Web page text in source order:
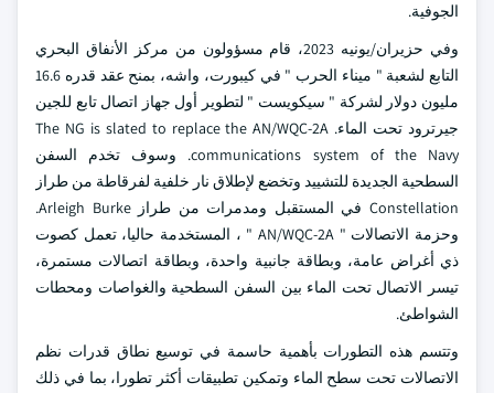
الجوفية.
وفي حزيران/يونيه 2023، قام مسؤولون من مركز الأنفاق البحري
التابع لشعبة " ميناء الحرب " في كيبورت، واشه، بمنح عقد قدره 16.6
مليون دولار لشركة " سيكويست " لتطوير أول جهاز اتصال تابع للجين
جيرترود تحت الماء. The NG is slated to replace the AN/WQC-2A
communications system of the Navy. وسوف تخدم السفن
السطحية الجديدة للتشييد وتخضع لإطلاق نار خلفية لفرقاطة من طراز
Constellation في المستقبل ومدمرات من طراز Arleigh Burke.
وحزمة الاتصالات " AN/WQC-2A " ، المستخدمة حاليا، تعمل كصوت
ذي أغراض عامة، وبطاقة جانبية واحدة، وبطاقة اتصالات مستمرة،
تيسر الاتصال تحت الماء بين السفن السطحية والغواصات ومحطات
الشواطئ.
وتتسم هذه التطورات بأهمية حاسمة في توسيع نطاق قدرات نظم
الاتصالات تحت سطح الماء وتمكين تطبيقات أكثر تطورا، بما في ذلك